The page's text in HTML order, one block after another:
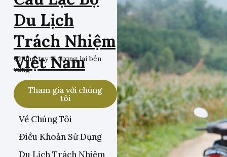
Du Lịch
Trách Nhiệm
Việt Nam
Chung tay vì tương lai bền
vững
Tham gia với chúng
tôi
Về Chúng Tôi
Điều Khoản Sử Dụng
Du Lịch Trách Nhiệm